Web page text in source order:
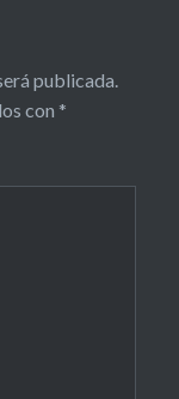
publicada.
con *